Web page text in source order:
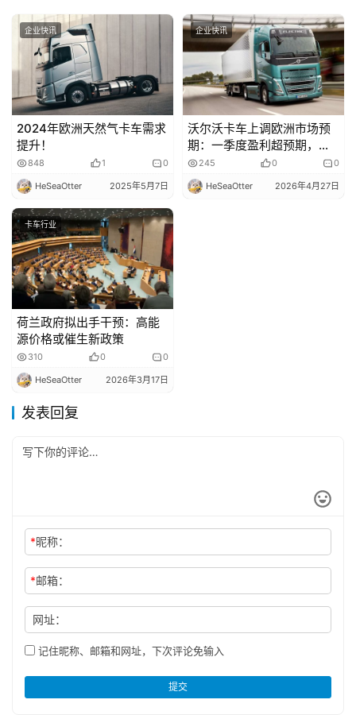
企业快讯
2024年欧洲天然气卡车需求
提升！
848 1 0
HeSeaOtter 2025年5月7日
企业快讯
沃尔沃卡车上调欧洲市场预
期：一季度盈利超预期，订
单增长强劲
245 0 0
HeSeaOtter 2026年4月27日
卡车行业
荷兰政府拟出手干预：高能
源价格或催生新政策
310 0 0
HeSeaOtter 2026年3月17日
发表回复
*昵称：
*邮箱：
网址：
记住昵称、邮箱和网址，下次评论免输入
提交